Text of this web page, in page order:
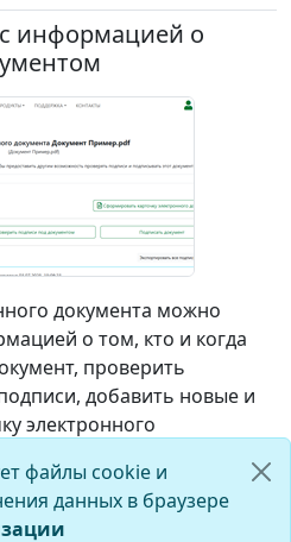
информацией о
документа можно
о том, кто и когда
проверить
добавить новые и
электронного
файлы cookie и
данных в браузере